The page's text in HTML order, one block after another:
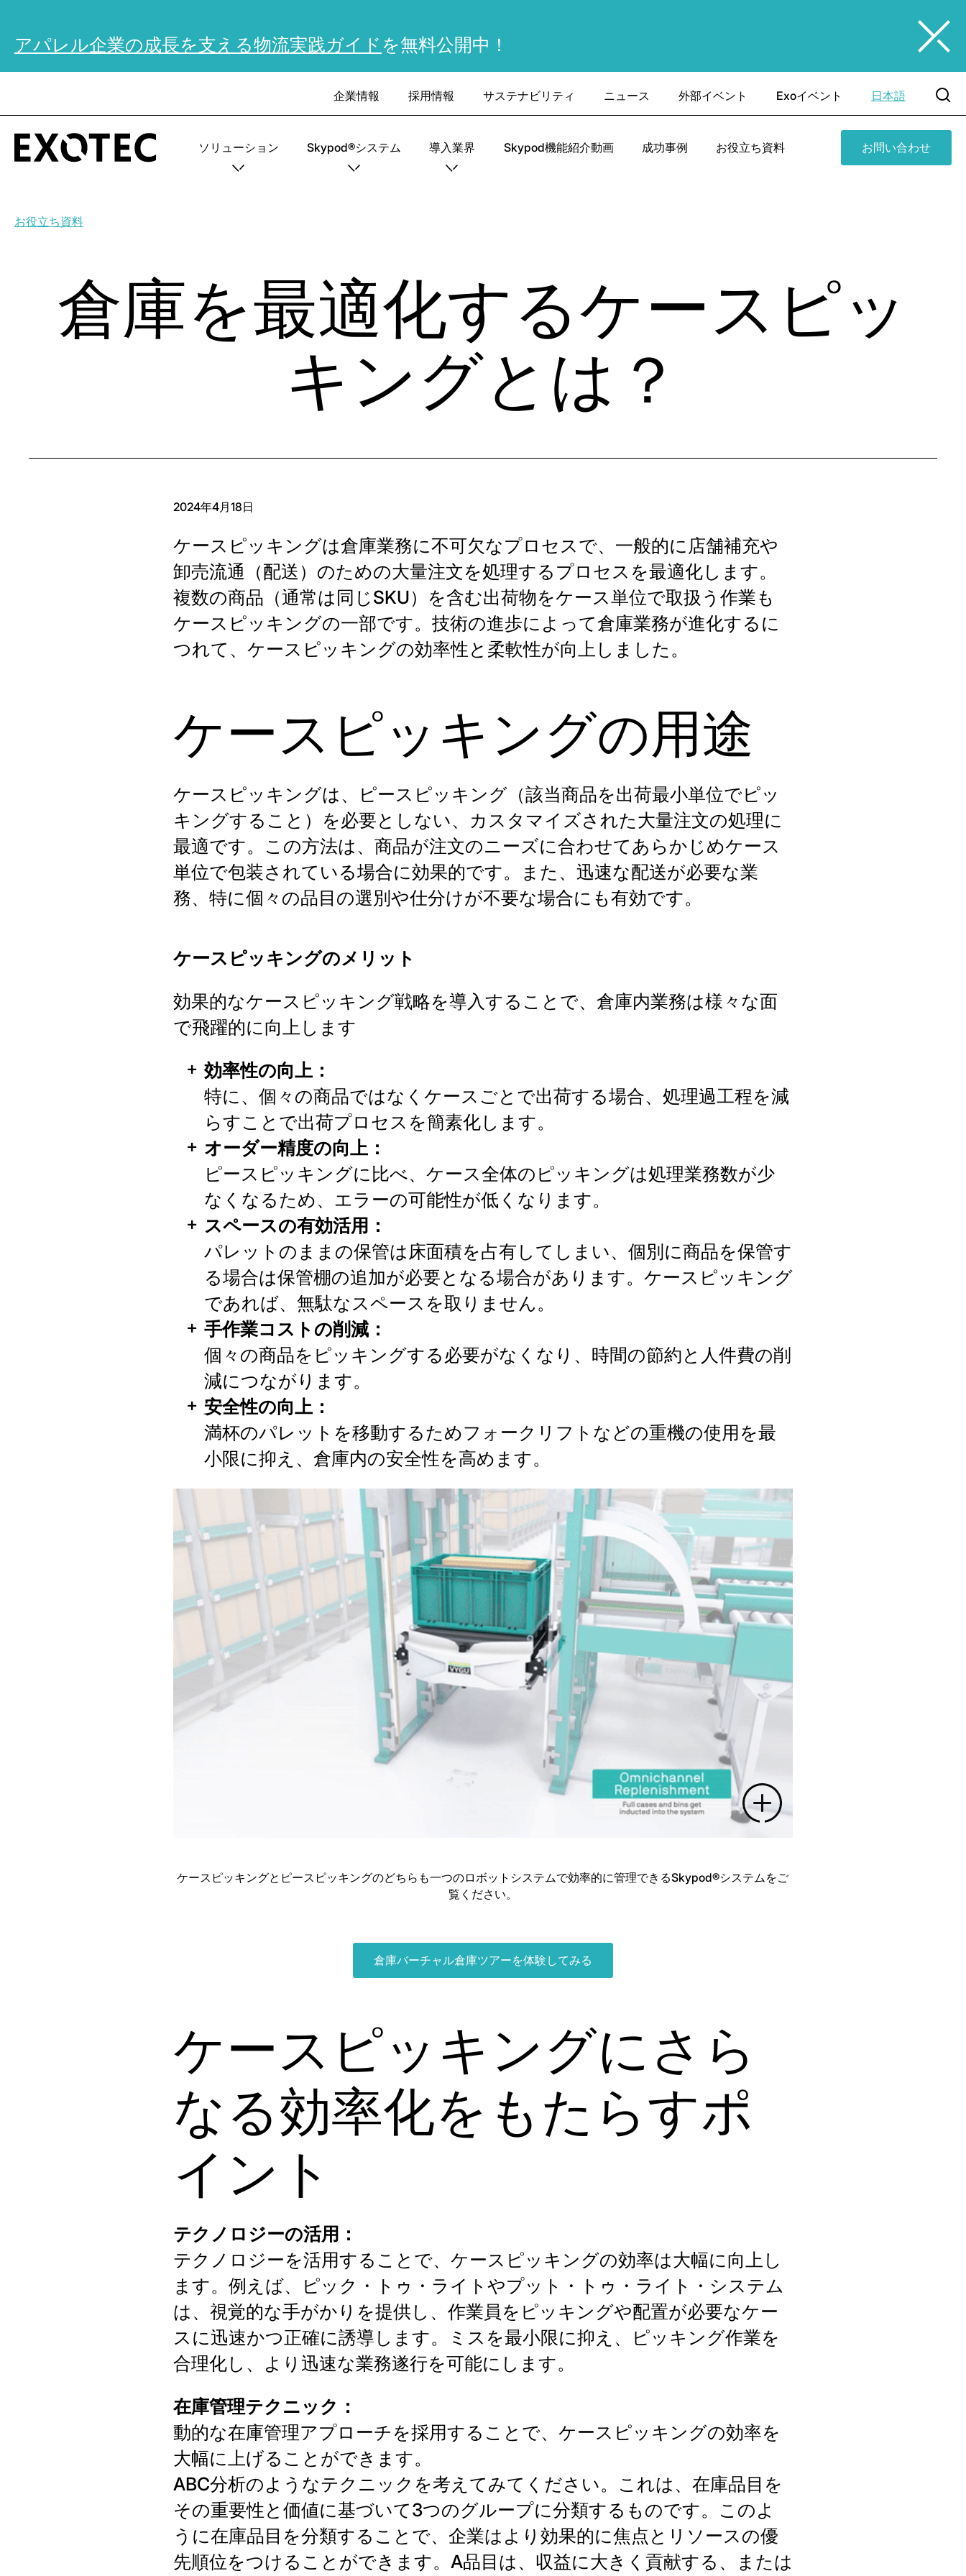
アパレル企業の成長を支える物流実践ガイド を無料公開中！
企業情報 採用情報 サステナビリティ ニュース 外部イベント Exoイベント 日本語
ソリューション Skypod®システム 導入業界 Skypod機能紹介動画 成功事例 お役立ち資料 お問い合わせ
お役立ち資料
倉庫を最適化するケースピッ
キングとは？
2024年4月18日
ケースピッキングは倉庫業務に不可欠なプロセスで、一般的に店舗補充や
卸売流通（配送）のための大量注文を処理するプロセスを最適化します。
複数の商品（通常は同じSKU）を含む出荷物をケース単位で取扱う作業も
ケースピッキングの一部です。技術の進歩によって倉庫業務が進化するに
つれて、ケースピッキングの効率性と柔軟性が向上しました。
ケースピッキングの用途
ケースピッキングは、ピースピッキング（該当商品を出荷最小単位でピッ
キングすること）を必要としない、カスタマイズされた大量注文の処理に
最適です。この方法は、商品が注文のニーズに合わせてあらかじめケース
単位で包装されている場合に効果的です。また、迅速な配送が必要な業
務、特に個々の品目の選別や仕分けが不要な場合にも有効です。
ケースピッキングのメリット
効果的なケースピッキング戦略を導入することで、倉庫内業務は様々な面
で飛躍的に向上します
効率性の向上：
特に、個々の商品ではなくケースごとで出荷する場合、処理過工程を減
らすことで出荷プロセスを簡素化します。
オーダー精度の向上：
ピースピッキングに比べ、ケース全体のピッキングは処理業務数が少
なくなるため、エラーの可能性が低くなります。
スペースの有効活用：
パレットのままの保管は床面積を占有してしまい、個別に商品を保管す
る場合は保管棚の追加が必要となる場合があります。ケースピッキング
であれば、無駄なスペースを取りません。
手作業コストの削減：
個々の商品をピッキングする必要がなくなり、時間の節約と人件費の削
減につながります。
安全性の向上：
満杯のパレットを移動するためフォークリフトなどの重機の使用を最
小限に抑え、倉庫内の安全性を高めます。
ケースピッキングとピースピッキングのどちらも一つのロボットシステムで効率的に管理できるSkypod®システムをご
覧ください。
倉庫バーチャル倉庫ツアーを体験してみる
ケースピッキングにさら
なる効率化をもたらすポ
イント
テクノロジーの活用：
テクノロジーを活用することで、ケースピッキングの効率は大幅に向上し
ます。例えば、ピック・トゥ・ライトやプット・トゥ・ライト・システム
は、視覚的な手がかりを提供し、作業員をピッキングや配置が必要なケー
スに迅速かつ正確に誘導します。ミスを最小限に抑え、ピッキング作業を
合理化し、より迅速な業務遂行を可能にします。
在庫管理テクニック：
動的な在庫管理アプローチを採用することで、ケースピッキングの効率を
大幅に上げることができます。
ABC分析のようなテクニックを考えてみてください。これは、在庫品目を
その重要性と価値に基づいて3つのグループに分類するものです。このよ
うに在庫品目を分類することで、企業はより効果的に焦点とリソースの優
先順位をつけることができます。A品目は、収益に大きく貢献する、または